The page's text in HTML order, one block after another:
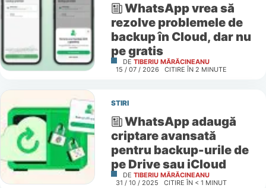
WhatsApp vrea să
rezolve problemele de
backup în Cloud, dar nu
pe gratis
DE TIBERIU MĂRĂCINEANU
15 / 07 / 2026
CITIRE ÎN 2 MINUTE
STIRI
WhatsApp adaugă
criptare avansată
pentru backup-urile de
pe Drive sau iCloud
DE TIBERIU MĂRĂCINEANU
31 / 10 / 2025
CITIRE ÎN < 1 MINUT